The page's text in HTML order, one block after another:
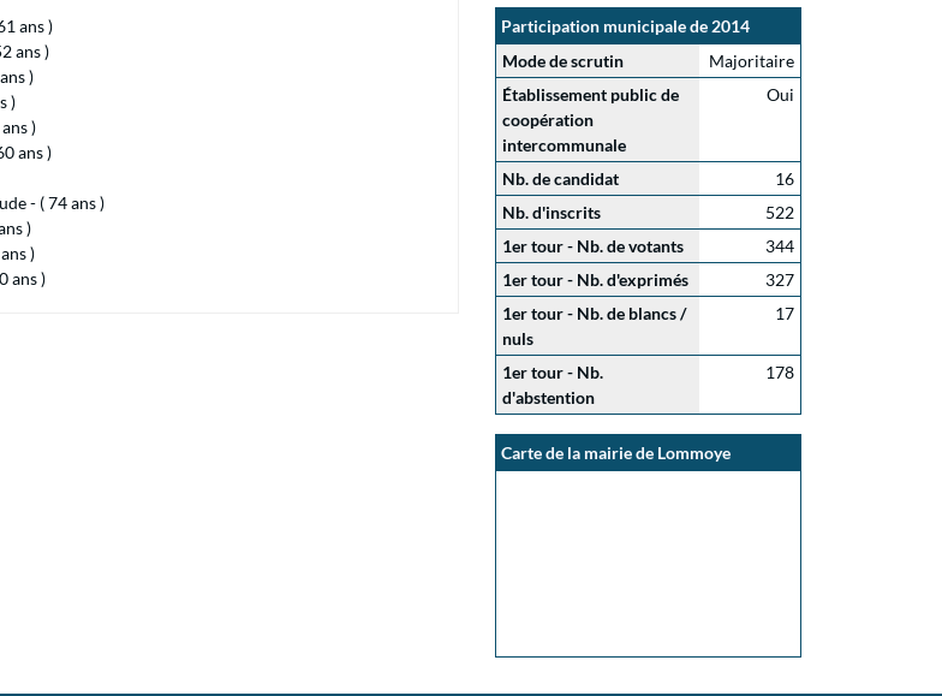
ans )
ans )
)
)
)
ans )
- ( 74 ans )
)
)
ans )
Participation municipale de 2014
Mode de scrutin
Majoritaire
Établissement public de
coopération
intercommunale
Oui
Nb. de candidat
16
Nb. d'inscrits
522
1er tour - Nb. de votants
344
1er tour - Nb. d'exprimés
327
1er tour - Nb. de blancs /
nuls
17
1er tour - Nb.
d'abstention
178
Carte de la mairie de Lommoye